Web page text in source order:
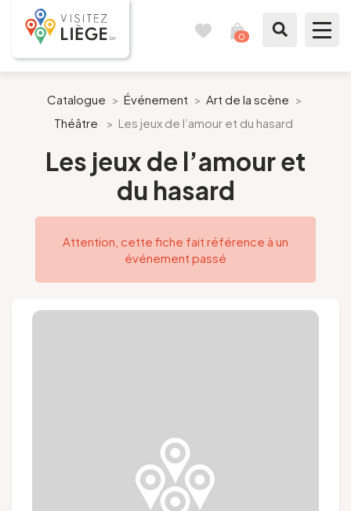
0
Comme un Liégeois
Préparer mon séjour
Nos suggestions
Catalogue > Événement > Art de la scène >
Théâtre
> Les jeux de l’amour et du hasard
Les jeux de l’amour et
du hasard
Attention, cette fiche fait référence à un
événement passé